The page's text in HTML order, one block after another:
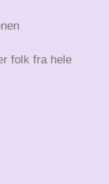
folk fra hele